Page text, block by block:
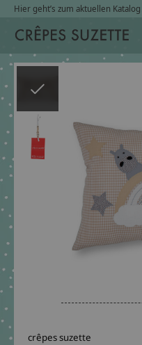
Hier geht’s zum aktuellen Katalog
crêpes suzette